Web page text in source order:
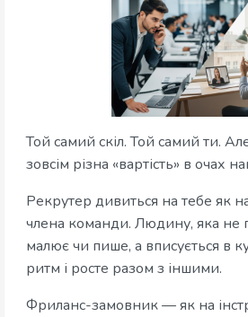
Той самий скіл. Той самий ти.
зовсім різна «вартість» в очах
Рекрутер дивиться на тебе як
члена команди. Людину, яка не
малює чи пише, а вписується в
ритм і росте разом з іншими.
Фриланс-замовник — як на